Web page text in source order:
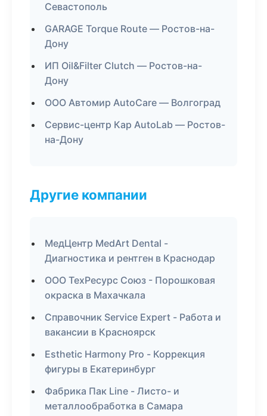
Севастополь
GARAGE Torque Route — Ростов-на-
Дону
ИП Oil&Filter Clutch — Ростов-на-
Дону
ООО Автомир AutoCare — Волгоград
Сервис-центр Кар AutoLab — Ростов-
на-Дону
Другие компании
МедЦентр MedArt Dental -
Диагностика и рентген в Краснодар
ООО ТехРесурс Союз - Порошковая
окраска в Махачкала
Справочник Service Expert - Работа и
вакансии в Красноярск
Esthetic Harmony Pro - Коррекция
фигуры в Екатеринбург
Фабрика Пак Line - Листо- и
металлообработка в Самара